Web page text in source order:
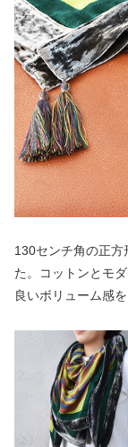
130センチ角の正方
た。コットンとモ
良いボリューム感